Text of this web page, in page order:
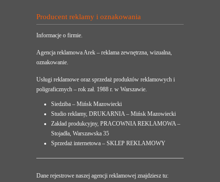
Producent reklamy i oznakowania
Informacje o firmie.
Agencja reklamowa Arek – reklama zewnętrzna, wizualna,
oznakowanie.
Usługi reklamowe oraz sprzedaż produktów reklamowych i
poligraficznych – rok zał. 1988 r. w Warszawie.
Siedziba – Mińsk Mazowiecki
Studio reklamy, DRUKARNIA – Mińsk Mazowiecki
Zakład produkcyjny, PRACOWNIA REKLAMOWA –
Stojadła, Warszawska 35
Sprzedaż internetowa – SKLEP REKLAMOWY
Dane rejestrowe naszej agencji reklamowej znajdziesz tu: